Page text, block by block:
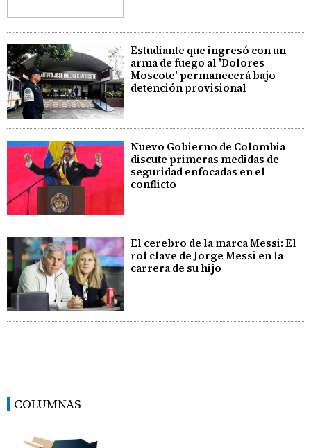
Estudiante que ingresó con un
arma de fuego al 'Dolores
Moscote' permanecerá bajo
detención provisional
Nuevo Gobierno de Colombia
discute primeras medidas de
seguridad enfocadas en el
conflicto
El cerebro de la marca Messi: El
rol clave de Jorge Messi en la
carrera de su hijo
COLUMNAS